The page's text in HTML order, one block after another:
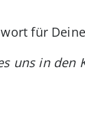
für
uns in den